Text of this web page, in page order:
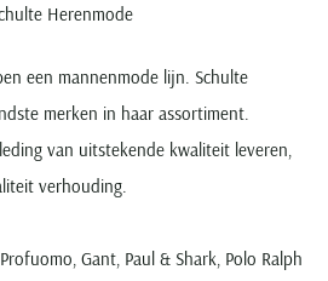
Herenmode
een mannenmode lijn. Schulte
merken in haar assortiment.
van uitstekende kwaliteit leveren,
verhouding.
Gant, Paul & Shark, Polo Ralph